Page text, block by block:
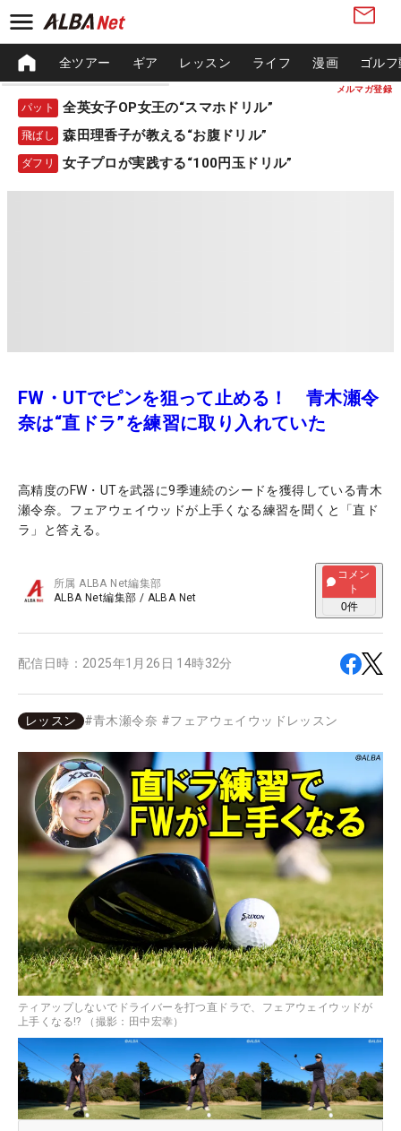
メルマガ登録
全ツアー ギア レッスン ライフ 漫画 ゴル
パット 全英女子OP女王の“スマホドリル”
飛ばし 森田理香子が教える“お腹ドリル”
ダフリ 女子プロが実践する“100円玉ドリル”
FW・UTでピンを狙って止める！ 青木瀬令
奈は“直ドラ”を練習に取り入れていた
高精度のFW・UTを武器に9季連続のシードを獲得している青木
瀬令奈。フェアウェイウッドが上手くなる練習を聞くと「直ド
ラ」と答える。
所属ALBA Net編集部
ALBA Net編集部 / ALBA Net
コメン
ト
0件
配信日時： 2025年1月26日 14時32分
レッスン #青木瀬令奈 #フェアウェイウッドレッスン
ティアップしないでドライバーを打つ直ドラで、フェアウェイウッドが
上手くなる!? （撮影：田中宏幸）